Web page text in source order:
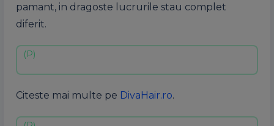
pamant, in dragoste lucrurile stau complet
diferit.
Citeste mai multe pe DivaHair.ro.